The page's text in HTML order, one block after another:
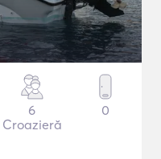
6
Croazieră
0